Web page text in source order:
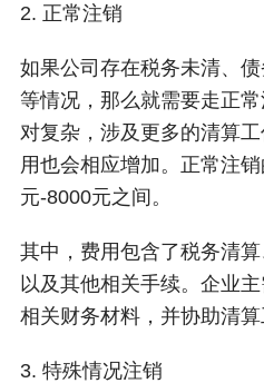
2. 正常注销
如果公司存在税务未清、
等情况，那么就需要走正
对复杂，涉及更多的清算
用也会相应增加。正常注
元-8000元之间。
其中，费用包含了税务清
以及其他相关手续。企业
相关财务材料，并协助清算
3. 特殊情况注销